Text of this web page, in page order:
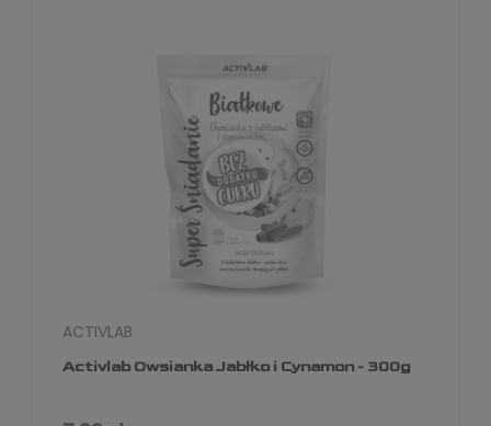
Activlab Owsianka Jabłko i Cynamon - 300g
ACTIVLAB